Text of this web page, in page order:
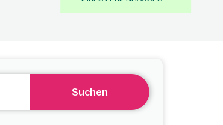
Suchen